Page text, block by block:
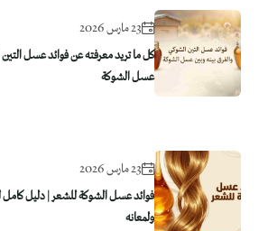
23 مارس 2026
كل ما تريد معرفته عن فوائد عسل التين
عسل الشوكة
23 مارس 2026
فوائد عسل الشوكة للشعر | دليل
ولمعانه